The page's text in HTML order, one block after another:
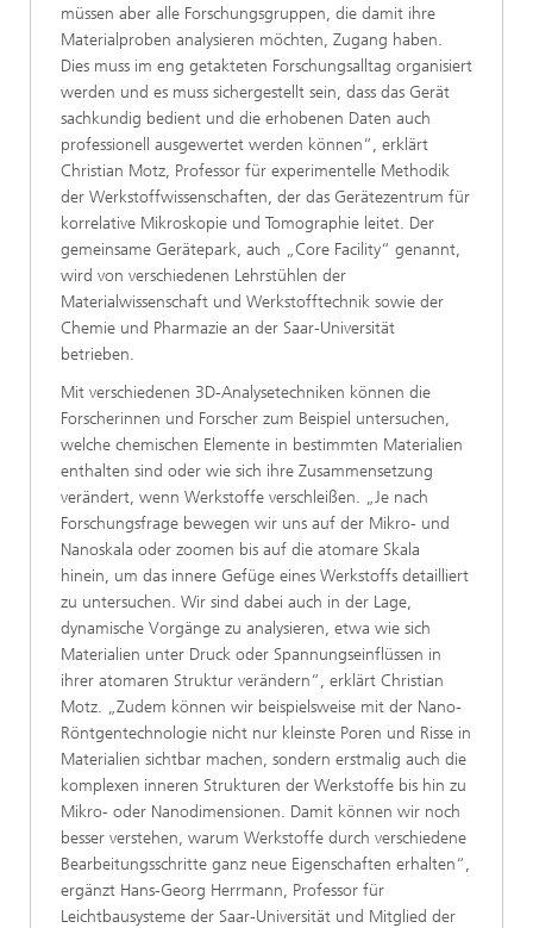
müssen aber alle Forschungsgruppen, die damit ihre
Materialproben analysieren möchten, Zugang haben.
Dies muss im eng getakteten Forschungsalltag organisiert
werden und es muss sichergestellt sein, dass das Gerät
sachkundig bedient und die erhobenen Daten auch
professionell ausgewertet werden können“, erklärt
Christian Motz, Professor für experimentelle Methodik
der Werkstoffwissenschaften, der das Gerätezentrum für
korrelative Mikroskopie und Tomographie leitet. Der
gemeinsame Gerätepark, auch „Core Facility“ genannt,
wird von verschiedenen Lehrstühlen der
Materialwissenschaft und Werkstofftechnik sowie der
Chemie und Pharmazie an der Saar-Universität
betrieben.
Mit verschiedenen 3D-Analysetechniken können die
Forscherinnen und Forscher zum Beispiel untersuchen,
welche chemischen Elemente in bestimmten Materialien
enthalten sind oder wie sich ihre Zusammensetzung
verändert, wenn Werkstoffe verschleißen. „Je nach
Forschungsfrage bewegen wir uns auf der Mikro- und
Nanoskala oder zoomen bis auf die atomare Skala
hinein, um das innere Gefüge eines Werkstoffs detailliert
zu untersuchen. Wir sind dabei auch in der Lage,
dynamische Vorgänge zu analysieren, etwa wie sich
Materialien unter Druck oder Spannungseinflüssen in
ihrer atomaren Struktur verändern“, erklärt Christian
Motz. „Zudem können wir beispielsweise mit der Nano-
Röntgentechnologie nicht nur kleinste Poren und Risse in
Materialien sichtbar machen, sondern erstmalig auch die
komplexen inneren Strukturen der Werkstoffe bis hin zu
Mikro- oder Nanodimensionen. Damit können wir noch
besser verstehen, warum Werkstoffe durch verschiedene
Bearbeitungsschritte ganz neue Eigenschaften erhalten“,
ergänzt Hans-Georg Herrmann, Professor für
Leichtbausysteme der Saar-Universität und Mitglied der